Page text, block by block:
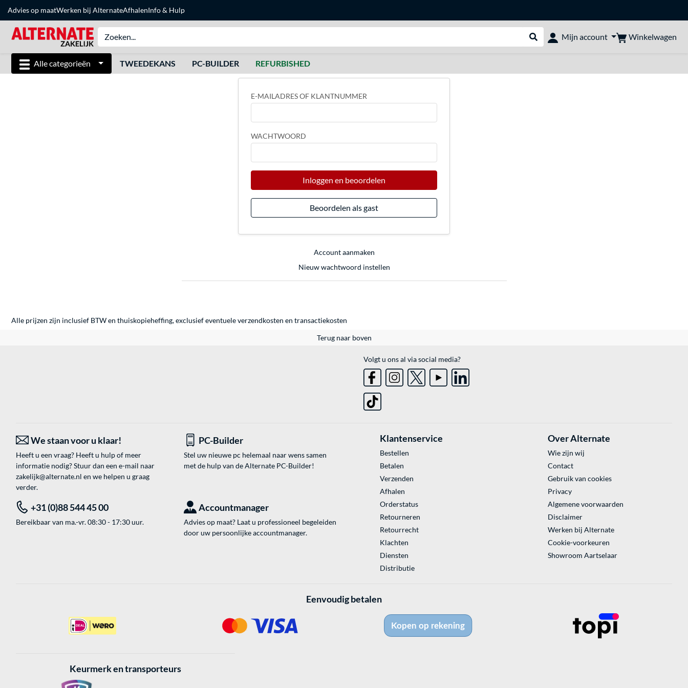
Advies op maatWerken bij AlternateAfhalenInfo & Hulp
Webshop doorzoeken
Mijn account Winkelwagen
Alle categorieën TWEEDEKANS PC-BUILDER REFURBISHED
E-MAILADRES OF KLANTNUMMER
WACHTWOORD
Inloggen en beoordelen
Beoordelen als gast
Account aanmaken
Nieuw wachtwoord instellen
Alle prijzen zijn inclusief BTW en thuiskopieheffing, exclusief eventueleverzendkosten en transactiekosten
Terug naar boven
Volgt u ons al via social media?
We staan voor u klaar!
Heeft u een vraag? Heeft u hulp of meer
informatie nodig? Stuur dan een e-mail naar
zakelijk@alternate.nl en we helpen u graag
verder.
PC-Builder
Stel uw nieuwe pc helemaal naar wens samen
met de hulp van de Alternate PC-Builder!
+31 (0)88 544 45 00
Bereikbaar van ma.-vr. 08:30 - 17:30 uur.
Accountmanager
Advies op maat? Laat u professioneel begeleiden
door uw persoonlijke accountmanager.
Klantenservice
Bestellen
Betalen
Verzenden
Afhalen
Orderstatus
Retourneren
Retourrecht
Klachten
Diensten
Distributie
Over Alternate
Wie zijn wij
Contact
Gebruik van cookies
Privacy
Algemene voorwaarden
Disclaimer
Werken bij Alternate
Cookie-voorkeuren
Showroom Aartselaar
Eenvoudig betalen
Keurmerk en transporteurs